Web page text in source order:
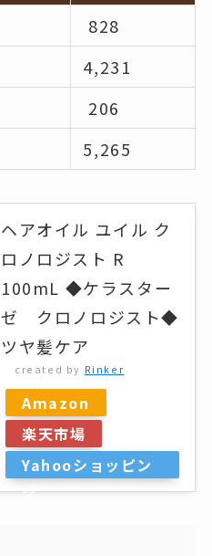
828
4,231
206
5,265
ヘアオイル ユイル ク
ロノロジスト R
100mL ◆ケラスター
ゼ クロノロジスト◆
ツヤ髪ケア
created by Rinker
Amazon
楽天市場
Yahooショッピン
グ